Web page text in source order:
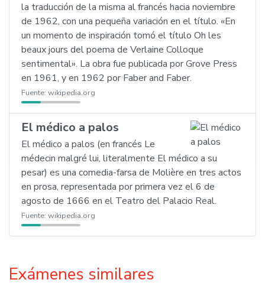
la traducción de la misma al francés hacia noviembre
de 1962, con una pequeña variación en el título. «En
un momento de inspiración tomó el título Oh les
beaux jours del poema de Verlaine Colloque
sentimental». La obra fue publicada por Grove Press
en 1961, y en 1962 por Faber and Faber.
Fuente: wikipedia.org
El médico a palos
El médico a palos (en francés Le
médecin malgré lui, literalmente El médico a su
pesar) es una comedia-farsa de Molière en tres actos
en prosa, representada por primera vez el 6 de
agosto de 1666 en el Teatro del Palacio Real.
Fuente: wikipedia.org
Exámenes similares